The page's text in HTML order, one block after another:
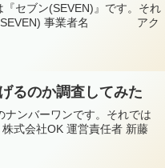
セブン(SEVEN)』です。それ
ン(SEVEN) 事業者名 アク
るのか調査してみた
ナンバーワンです。それでは
株式会社OK 運営責任者 新藤